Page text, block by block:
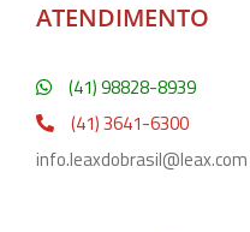
ATENDIMENTO
(41) 98828-8939
(41) 3641-6300
info.leaxdobrasil@leax.com